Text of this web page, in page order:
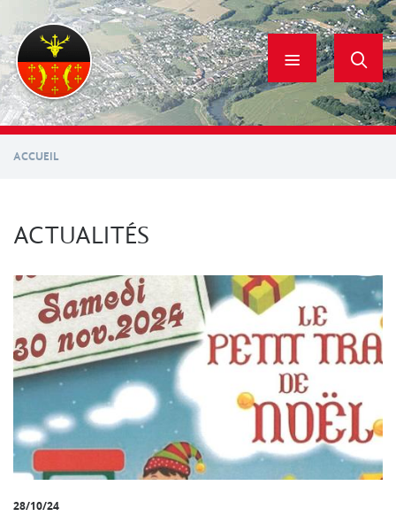
contenu
principal
ACCUEIL
ACTUALITÉS
28/10/24